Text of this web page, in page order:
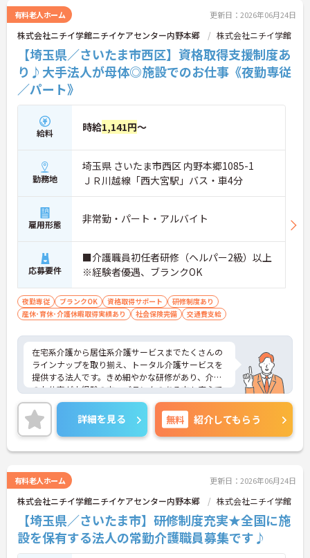
有料老人ホーム 更新日：2026年06月24日
株式会社ニチイ学館ニチイケアセンター内野本郷 株式会社ニチイ学館
【埼玉県／さいたま市西区】資格取得支援制度あ
り♪大手法人が母体◎施設でのお仕事《夜勤専従
／パート》
給料 時給1,141円～
勤務地
埼玉県 さいたま市西区 内野本郷1085-1
ＪＲ川越線「西大宮駅」バス・車4分
雇用形態 非常勤・パート・アルバイト
応募要件
■介護職員初任者研修（ヘルパー2級）以上
※経験者優遇、ブランクOK
夜勤専従 ブランクOK 資格取得サポート
研修制度あり
産休･育休･介護休暇取得実績あり
社会保険完備 交通費支給
在宅系介護から居住系介護サービスまでたくさんの
ラインナップを取り揃え、トータル介護サービスを
提供する法人です。きめ細やかな研修があり、介護
のお仕事が未経験の方、ブランクのある方も安心で
す。ご興味ある方には、面接対策ポイントなど、さ
らに詳細をお話しいたしますのでお気軽にご相談く
ださい！
詳細を見る 無料 紹介してもらう
有料老人ホーム 更新日：2026年06月24日
株式会社ニチイ学館ニチイケアセンター内野本郷 株式会社ニチイ学館
【埼玉県／さいたま市】研修制度充実★全国に施
設を保有する法人の常勤介護職員募集です♪